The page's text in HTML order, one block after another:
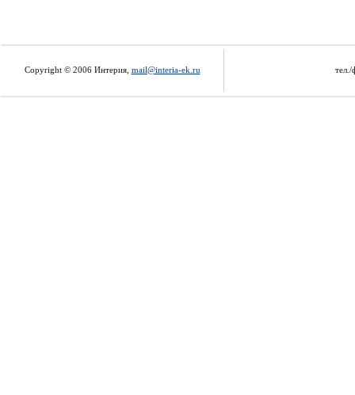
Copyright © 2006 Интерия, mail@interia-ek.ru